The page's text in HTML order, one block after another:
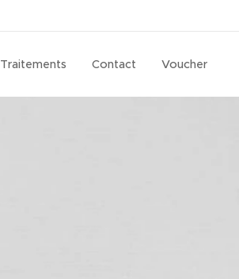
Traitements Contact Voucher